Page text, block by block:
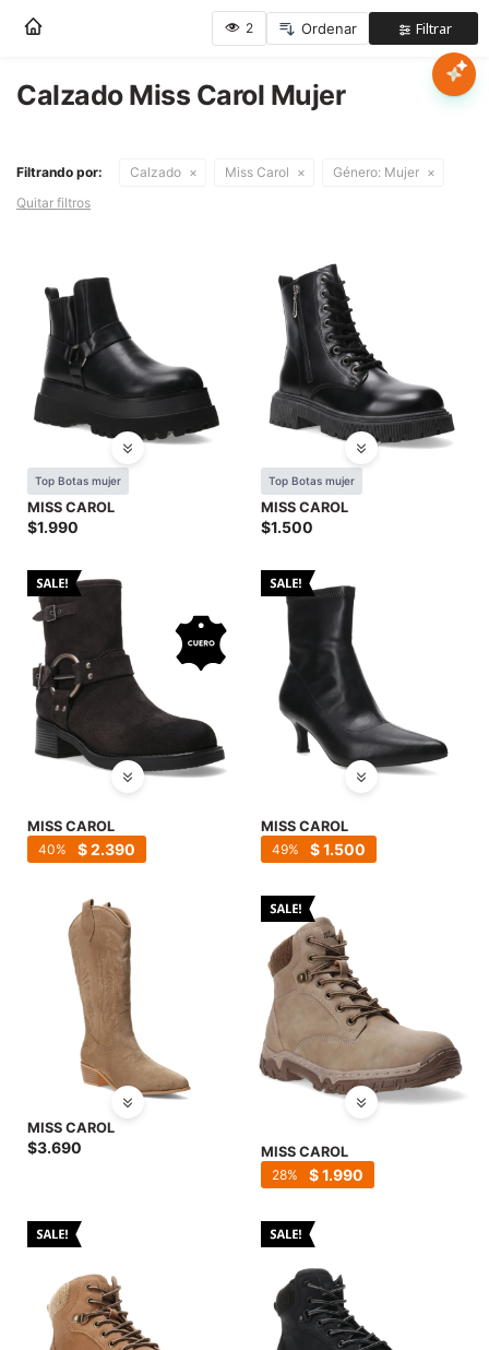
Nota:
este
web
incluye
de
accesibilidad.
Calzado Miss Carol Mujer
Filtrando por: Calzado Miss Carol Género: Mujer
Quitar filtros
Top Botas mujer
MISS CAROL
$1.990
Top Botas mujer
MISS CAROL
$1.500
MISS CAROL
$2.390
40
MISS CAROL
$1.500
49
MISS CAROL
$3.690 MISS CAROL
$1.990
28
Mujer
Hombre
Accesorios
Marcas
Novedades
SALE